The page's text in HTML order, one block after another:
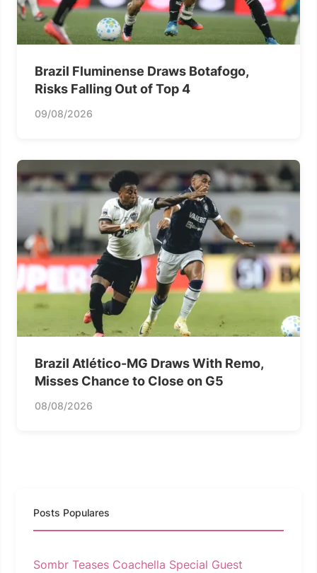
Brazil Fluminense Draws Botafogo,
Risks Falling Out of Top 4
09/08/2026
Brazil Atlético-MG Draws With Remo,
Misses Chance to Close on G5
08/08/2026
Posts Populares
Sombr Teases Coachella Special Guest